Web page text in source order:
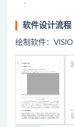
软件设计流程
绘制软件：